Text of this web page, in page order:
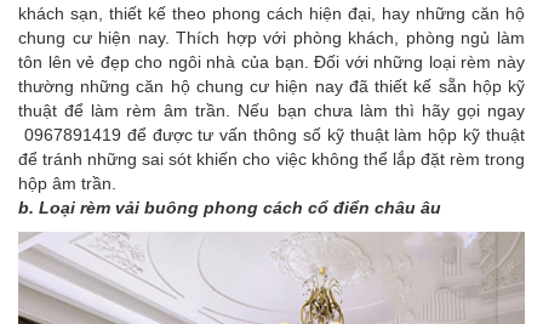
khách sạn, thiết kế theo phong cách hiện đại, hay những căn hộ
chung cư hiện nay. Thích hợp với phòng khách, phòng ngủ làm
tôn lên vẻ đẹp cho ngôi nhà của bạn. Đối với những loại rèm này
thường những căn hộ chung cư hiện nay đã thiết kế sẵn hộp kỹ
thuật để làm rèm âm trần. Nếu bạn chưa làm thì hãy gọi ngay
0967891419 để được tư vấn thông số kỹ thuật làm hộp kỹ thuật
để tránh những sai sót khiến cho việc không thể lắp đặt rèm trong
hộp âm trần.
b. Loại rèm vải buông phong cách cổ điển châu âu